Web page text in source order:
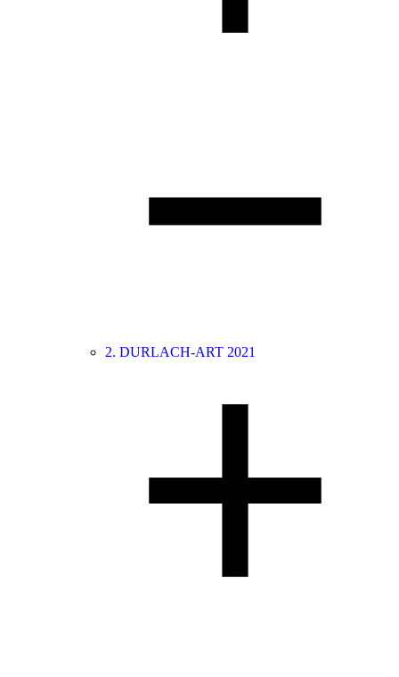
2. DURLACH-ART 2021